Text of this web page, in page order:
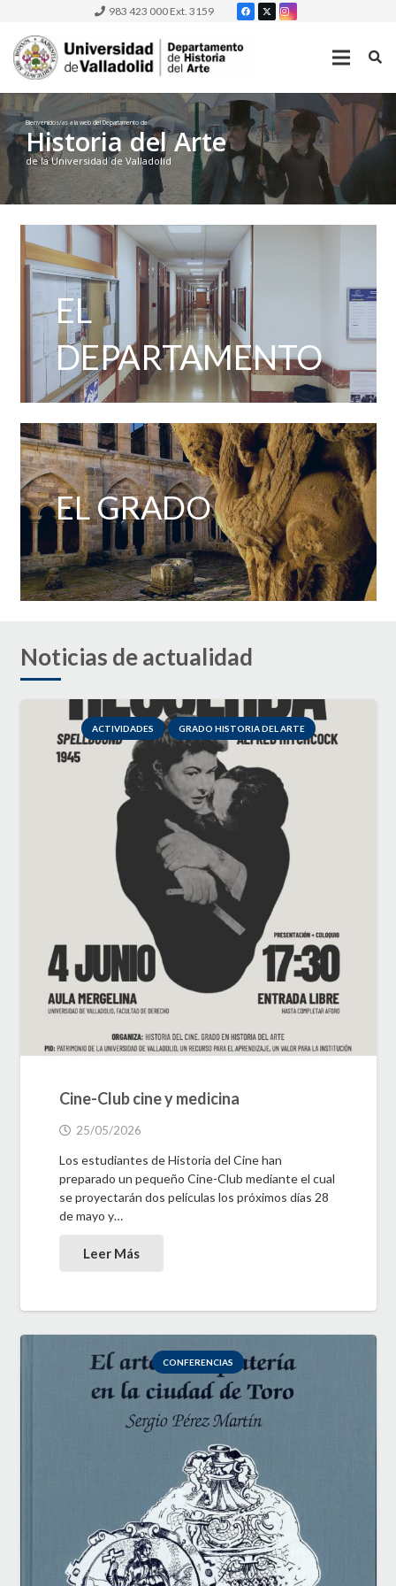
983 423 000 Ext. 3159
Bienvenidos/as a la web del Departamento de
Historia del Arte
de la Universidad de Valladolid
EL
DEPARTAMENTO
EL GRADO
Noticias de actualidad
ACTIVIDADES GRADO HISTORIA DEL ARTE
Cine-Club cine y medicina
25/05/2026
Los estudiantes de Historia del Cine han
preparado un pequeño Cine-Club mediante el cual
se proyectarán dos películas los próximos días 28
de mayo y…
Leer Más
CONFERENCIAS